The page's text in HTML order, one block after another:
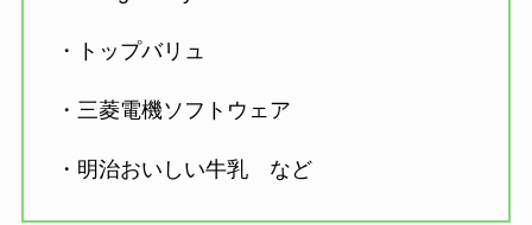
・トップバリュ
・三菱電機ソフトウェア
・明治おいしい牛乳 など